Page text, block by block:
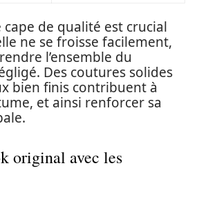
de qualité est crucial
ne se froisse facilement,
l’ensemble du
Des coutures solides
bien finis contribuent à
et ainsi renforcer sa
original avec les